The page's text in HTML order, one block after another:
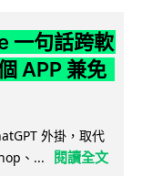
一句話跨軟
APP 兼免
外掛，取代
、...
閱讀全文